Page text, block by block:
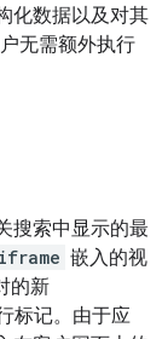
化数据以及对其
无需额外执行
搜索中显示的最
iframe 嵌入的视
的新
标记。由于应